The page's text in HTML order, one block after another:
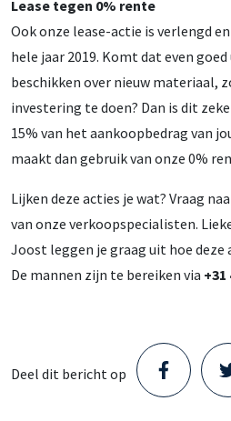
Lease tegen 0% rente
Ook onze lease-actie is verlengd
hele jaar 2019. Komt dat even
beschikken over nieuw materiaal,
investering te doen? Dan is dit
15% van het aankoopbedrag van
maakt dan gebruik van onze 0%
Lijken deze acties je wat? Vraag
van onze verkoopspecialisten.
Joost leggen je graag uit hoe deze
De mannen zijn te bereiken via +31
Deel dit bericht op